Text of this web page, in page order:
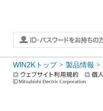
WIN2Kトップ 製品情報